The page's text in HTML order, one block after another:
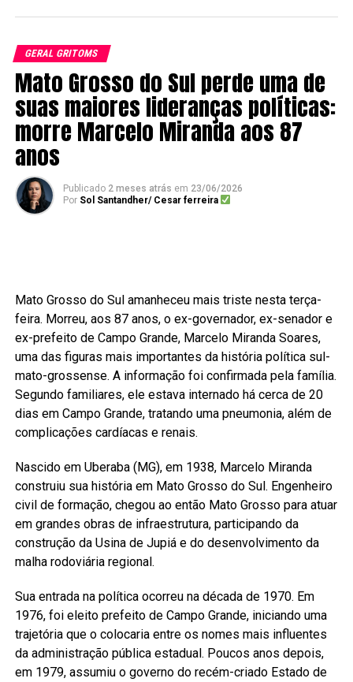
GERAL GRITOMS
Mato Grosso do Sul perde uma de
suas maiores lideranças políticas:
morre Marcelo Miranda aos 87
anos
Publicado 2 meses atrás em 23/06/2026
Por Sol Santandher/ Cesar ferreira
Mato Grosso do Sul amanheceu mais triste nesta terça-
feira. Morreu, aos 87 anos, o ex-governador, ex-senador e
ex-prefeito de Campo Grande, Marcelo Miranda Soares,
uma das figuras mais importantes da história política sul-
mato-grossense. A informação foi confirmada pela família.
Segundo familiares, ele estava internado há cerca de 20
dias em Campo Grande, tratando uma pneumonia, além de
complicações cardíacas e renais.
Nascido em Uberaba (MG), em 1938, Marcelo Miranda
construiu sua história em Mato Grosso do Sul. Engenheiro
civil de formação, chegou ao então Mato Grosso para atuar
em grandes obras de infraestrutura, participando da
construção da Usina de Jupiá e do desenvolvimento da
malha rodoviária regional.
Sua entrada na política ocorreu na década de 1970. Em
1976, foi eleito prefeito de Campo Grande, iniciando uma
trajetória que o colocaria entre os nomes mais influentes
da administração pública estadual. Poucos anos depois,
em 1979, assumiu o governo do recém-criado Estado de